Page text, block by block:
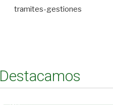
tramites-gestiones
Destacamos